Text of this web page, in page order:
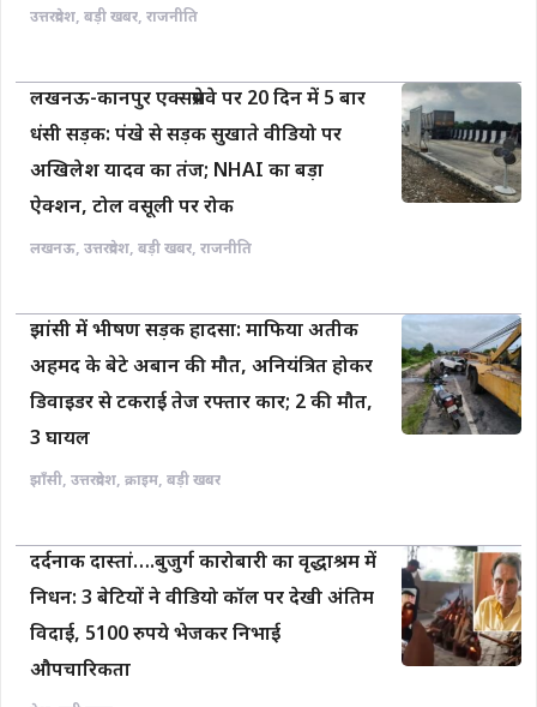
उत्तरप्रदेश, बड़ी खबर, राजनीति
लखनऊ-कानपुर एक्सप्रेसवे पर 20 दिन में 5 बार
धंसी सड़क: पंखे से सड़क सुखाते वीडियो पर
अखिलेश यादव का तंज; NHAI का बड़ा
ऐक्शन, टोल वसूली पर रोक
लखनऊ, उत्तरप्रदेश, बड़ी खबर, राजनीति
झांसी में भीषण सड़क हादसा: माफिया अतीक
अहमद के बेटे अबान की मौत, अनियंत्रित होकर
डिवाइडर से टकराई तेज रफ्तार कार; 2 की मौत,
3 घायल
झाँसी, उत्तरप्रदेश, क्राइम, बड़ी खबर
दर्दनाक दास्तां….बुजुर्ग कारोबारी का वृद्धाश्रम में
निधन: 3 बेटियों ने वीडियो कॉल पर देखी अंतिम
विदाई, 5100 रुपये भेजकर निभाई
औपचारिकता